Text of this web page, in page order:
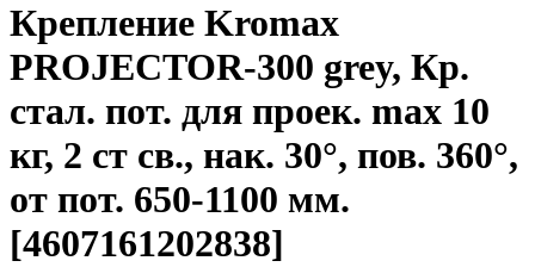
Крепление Kromax
PROJECTOR-300 grey, Кр.
стал. пот. для проек. max 10
кг, 2 ст св., нак. 30°, пов. 360°,
от пот. 650-1100 мм.
[4607161202838]